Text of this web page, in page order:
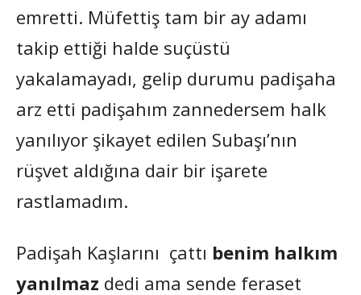
emretti. Müfettiş tam bir ay adamı
takip ettiği halde suçüstü
yakalamayadı, gelip durumu padişaha
arz etti padişahım zannedersem halk
yanılıyor şikayet edilen Subaşı’nın
rüşvet aldığına dair bir işarete
rastlamadım.
Padişah Kaşlarını çattı benim halkım
yanılmaz dedi ama sende feraset